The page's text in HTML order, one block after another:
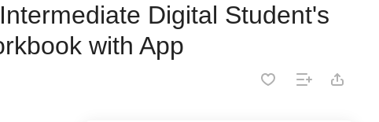
Digital Student's
with App